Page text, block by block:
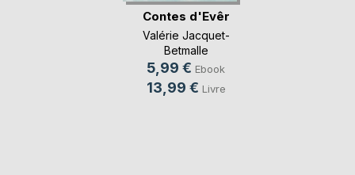
Contes d'Evêr
Valérie Jacquet-
Betmalle
5,99 € Ebook
13,99 € Livre